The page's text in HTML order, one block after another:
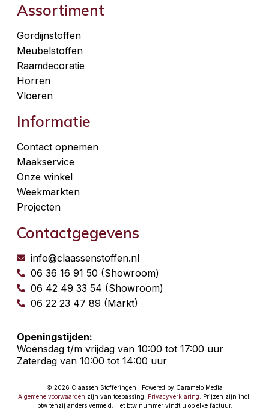
Assortiment
Gordijnstoffen
Meubelstoffen
Raamdecoratie
Horren
Vloeren
Informatie
Contact opnemen
Maakservice
Onze winkel
Weekmarkten
Projecten
Contactgegevens
info@claassenstoffen.nl
06 36 16 91 50 (Showroom)
06 42 49 33 54 (Showroom)
06 22 23 47 89 (Markt)
Openingstijden:
Woensdag t/m vrijdag van 10:00 tot 17:00 uur
Zaterdag van 10:00 tot 14:00 uur
© 2026 Claassen Stofferingen | Powered by Caramelo Media
Algemene voorwaarden zijn van toepassing. Privacyverklaring . Prijzen zijn incl.
btw tenzij anders vermeld. Het btw nummer vindt u op elke factuur.